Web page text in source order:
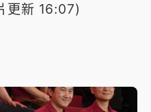
更新 16:07)